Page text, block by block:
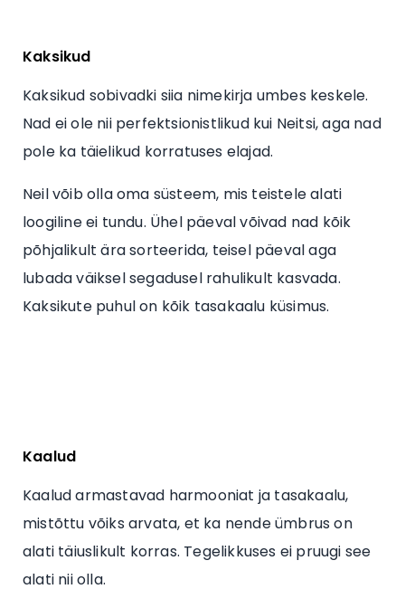
Kaksikud
Kaksikud sobivadki siia nimekirja umbes keskele.
Nad ei ole nii perfektsionistlikud kui Neitsi, aga nad
pole ka täielikud korratuses elajad.
Neil võib olla oma süsteem, mis teistele alati
loogiline ei tundu. Ühel päeval võivad nad kõik
põhjalikult ära sorteerida, teisel päeval aga
lubada väiksel segadusel rahulikult kasvada.
Kaksikute puhul on kõik tasakaalu küsimus.
Kaalud
Kaalud armastavad harmooniat ja tasakaalu,
mistõttu võiks arvata, et ka nende ümbrus on
alati täiuslikult korras. Tegelikkuses ei pruugi see
alati nii olla.